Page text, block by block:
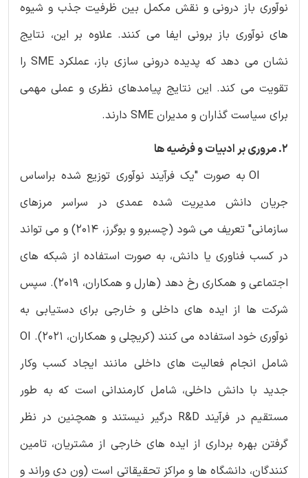
نوآوری باز درونی و نقش مکمل بین ظرفیت جذب و شیوه
های نوآوری باز برونی ایفا می کنند. علاوه بر این، نتایج
نشان می دهد که پدیده درونی سازی باز، عملکرد SME را
تقویت می کند. این نتایج پیامدهای نظری و عملی مهمی
برای سیاست گذاران و مدیران SME دارند.
2. مروری بر ادبیات و فرضیه ها
OI به صورت "یک فرآیند نوآوری توزیع شده براساس
جریان دانش مدیریت شده عمدی در سراسر مرزهای
سازمانی" تعریف می شود (چسبرو و بوگرز، 2014) و می تواند
در کسب فناوری یا دانش، به صورت استفاده از شبکه های
اجتماعی و همکاری رخ دهد (هارل و همکاران، 2019). سپس
شرکت ها از ایده های داخلی و خارجی برای دستیابی به
نوآوری خود استفاده می کنند (کریچلی و همکاران، 2021). OI
شامل انجام فعالیت های داخلی مانند ایجاد کسب وکار
جدید با دانش داخلی، شامل کارمندانی است که به طور
مستقیم در فرآیند R&D درگیر نیستند و همچنین در نظر
گرفتن بهره برداری از ایده های خارجی از مشتریان، تامین
کنندگان، دانشگاه ها و مراکز تحقیقاتی است (‏ون دی وراند و